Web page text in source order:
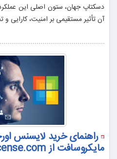
دسکتاپ جهان، ستون اصلی این
آن تأثیر مستقیمی بر امنیت، کارایی و
راهنمای خرید لایسنس
مایکروسافت از MicrosoftLicense.com